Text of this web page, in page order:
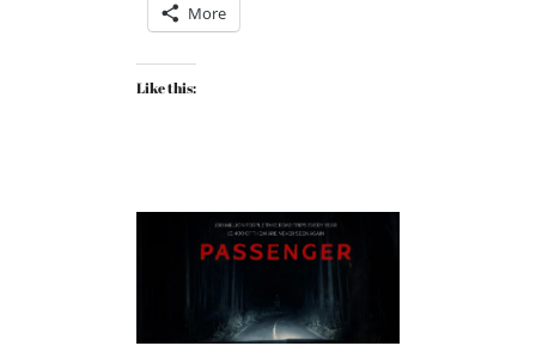
More
Like this: